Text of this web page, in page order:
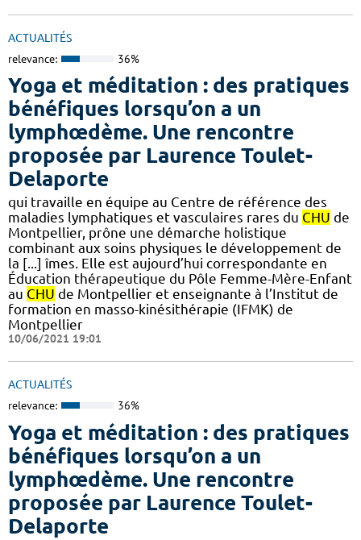
ACTUALITÉS
relevance: 36%
Yoga et méditation : des pratiques
bénéfiques lorsqu’on a un
lymphœdème. Une rencontre
proposée par Laurence Toulet-
Delaporte
qui travaille en équipe au Centre de référence des
maladies lymphatiques et vasculaires rares du CHU de
Montpellier, prône une démarche holistique
combinant aux soins physiques le développement de
la [...] îmes. Elle est aujourd’hui correspondante en
Éducation thérapeutique du Pôle Femme-Mère-Enfant
au CHU de Montpellier et enseignante à l’Institut de
formation en masso-kinésithérapie (IFMK) de
Montpellier
10/06/2021 19:01
ACTUALITÉS
relevance: 36%
Yoga et méditation : des pratiques
bénéfiques lorsqu’on a un
lymphœdème. Une rencontre
proposée par Laurence Toulet-
Delaporte